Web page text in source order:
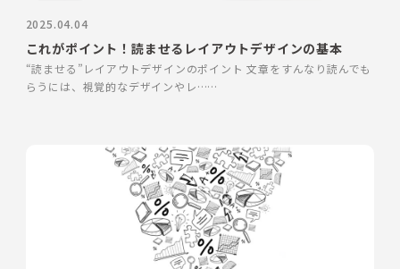
2025.04.04
これがポイント！読ませるレイアウトデザインの基本
“読ませる”レイアウトデザインのポイント 文章をすんなり読んでも
らうには、視覚的なデザインやレ……